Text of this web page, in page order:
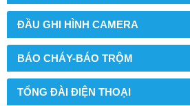
ĐẦU GHI HÌNH CAMERA
BÁO CHÁY-BÁO TRỘM
TỔNG ĐÀI ĐIỆN THOẠI